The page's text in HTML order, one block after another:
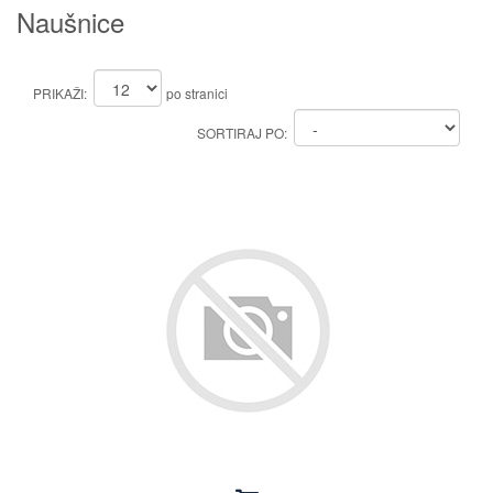
Naušnice
PRIKAŽI: po stranici
SORTIRAJ PO: